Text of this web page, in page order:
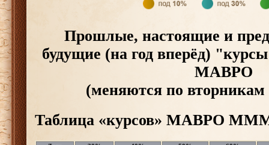
Прошлые, настоящие и
будущие (на год вперёд)
МАВРО
(меняются по вторникам
Таблица «курсов» МАВРО